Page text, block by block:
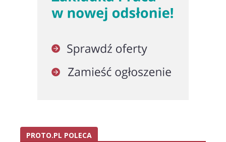
PROTO.PL POLECA